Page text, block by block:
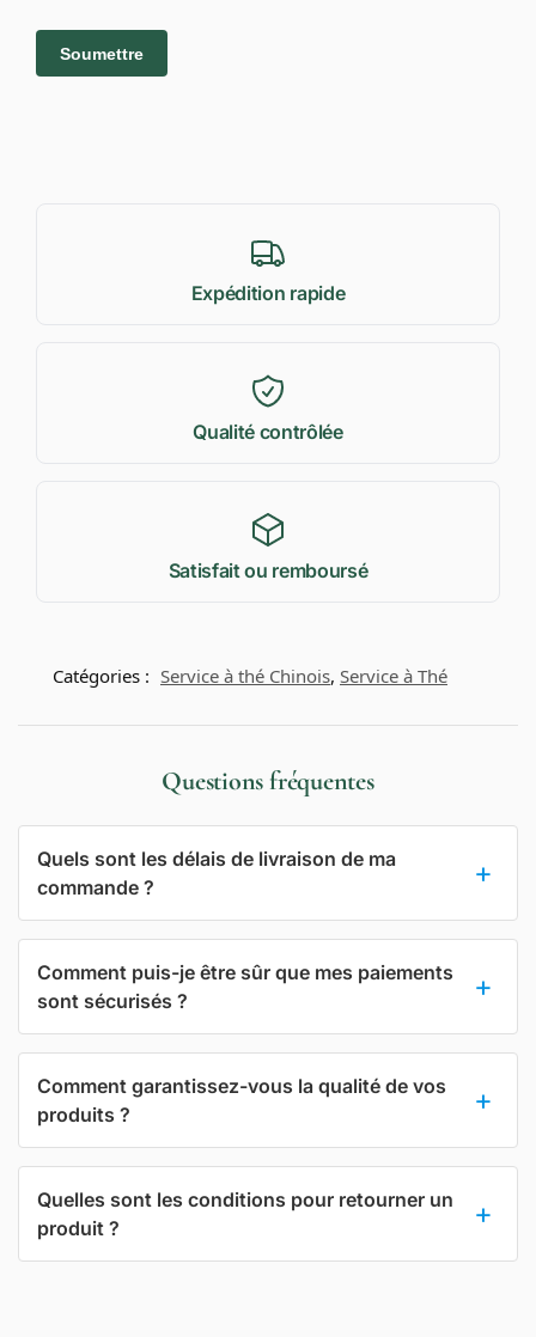
Expédition rapide
Qualité contrôlée
Satisfait ou remboursé
Catégories : Service à thé Chinois, Service à Thé
Questions fréquentes
Quels sont les délais de livraison de ma
commande ?
Comment puis-je être sûr que mes paiements
sont sécurisés ?
Comment garantissez-vous la qualité de vos
produits ?
Quelles sont les conditions pour retourner un
produit ?